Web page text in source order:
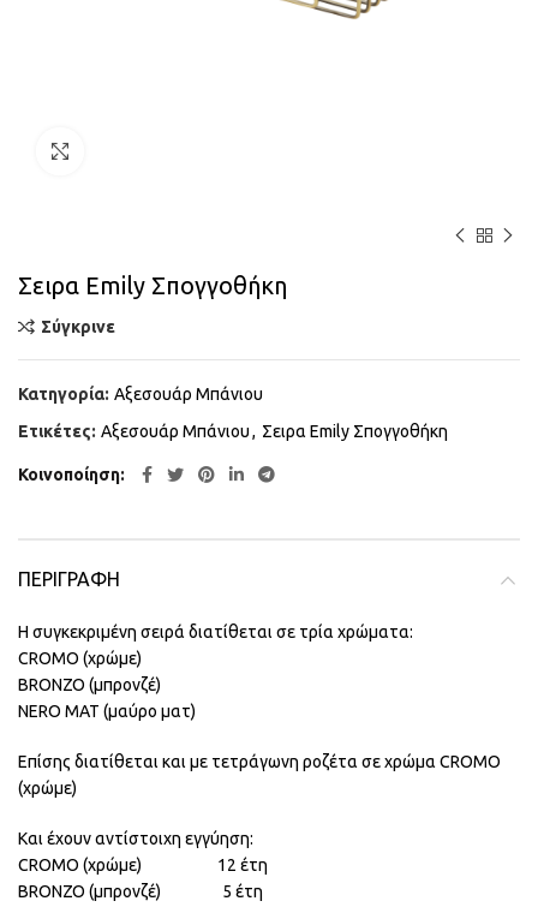
Σειρα Emily Σπογγοθήκη
Σύγκρινε
Κατηγορία: Αξεσουάρ Μπάνιου
Ετικέτες: Αξεσουάρ Μπάνιου, Σειρα Emily Σπογγοθήκη
Κοινοποίηση
ΠΕΡΙΓΡΑΦΉ
Η συγκεκριμένη σειρά διατίθεται σε τρία χρώματα:
CROMO (χρώμε)
BRONZO (μπρονζέ)
NERO MAT (μαύρο ματ)
Επίσης διατίθεται και με τετράγωνη ροζέτα σε χρώμα CROMO
(χρώμε)
Και έχουν αντίστοιχη εγγύηση:
CROMO (χρώμε) 12 έτη
BRONZO (μπρονζέ) 5 έτη